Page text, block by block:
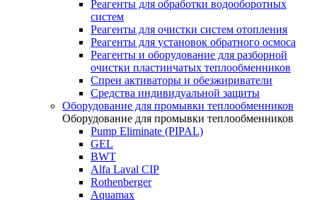
Реагенты для обработки водооборотных
систем
Реагенты для очистки систем отопления
Реагенты для установок обратного осмоса
Реагенты и оборудование для разборной
очистки пластинчатых теплообменников
Спреи активаторы и обезжириватели
Средства индивидуальной защиты
Оборудование для промывки теплообменников
Оборудование для промывки теплообменников
Pump Eliminate (PIPAL)
GEL
BWT
Alfa Laval CIP
Rothenberger
Aquamax